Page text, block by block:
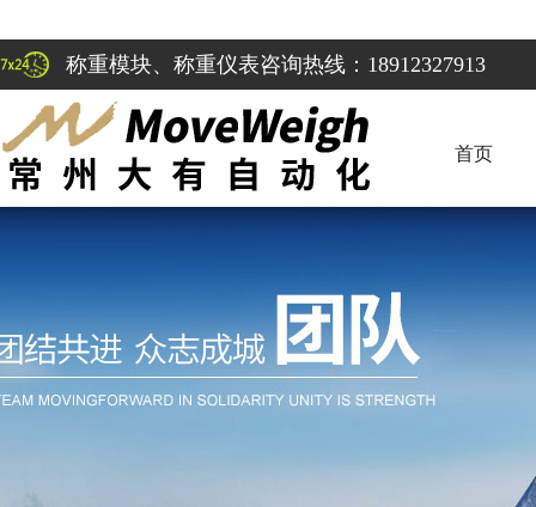
称重模块、称重仪表咨询热线：18912327913
首页